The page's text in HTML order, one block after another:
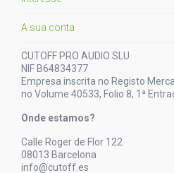
A sua conta
CUTOFF PRO AUDIO SLU
NIF B64834377
Empresa inscrita no Registo
no Volume 40533, Folio 8, 1ª
Onde estamos?
Calle Roger de Flor 122
08013 Barcelona
info@cutoff.es